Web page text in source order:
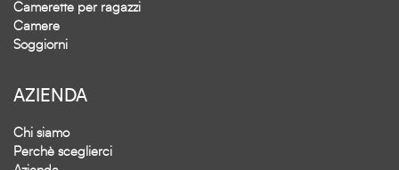
Camerette per ragazzi
Camere
Soggiorni
AZIENDA
Chi siamo
Perchè sceglierci